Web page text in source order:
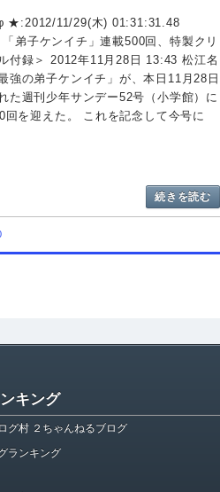
★:2012/11/29(木) 01:31:31.48
「弟子ケンイチ」連載500回、特製クリ
付録＞ 2012年11月28日 13:43 松江名
強の弟子ケンイチ」が、本日11月28日
た週刊少年サンデー52号（小学館）に
回を迎えた。 これを記念して今号に
続きを読む
キング
グ村 ２ちゃんねるブログ
ランキング